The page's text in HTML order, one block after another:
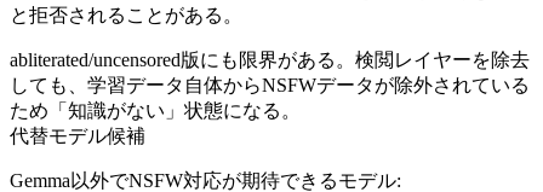
と拒否されることがある。
abliterated/uncensored版にも限界がある。検閲レイヤーを除去
しても、学習データ自体からNSFWデータが除外されている
ため「知識がない」状態になる。
代替モデル候補
Gemma以外でNSFW対応が期待できるモデル: